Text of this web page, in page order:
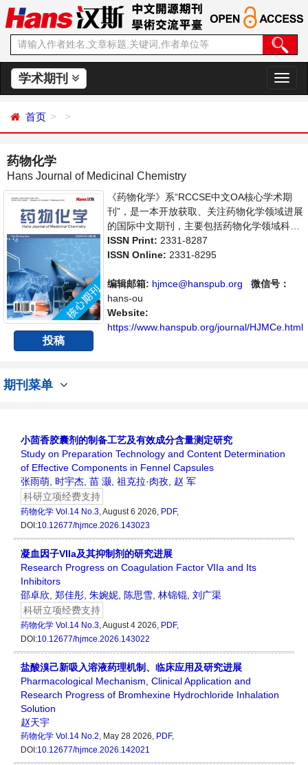
学术期刊
切
换
首页
药物化学
Hans Journal of Medicinal Chemistry
投稿
《药物化学》系“RCCSE中文OA核心学术期
刊”，是一本开放获取、关注药物化学领域进展
的国际中文期刊，主要包括药物化学领域科研
成果及科技信息的最新成果介绍，学者讨论，
某一领域的研究进展和专业评论等多方面的内
人员提供一个传播、分享和讨论药物化学领域
内不同方向问题与发展的交流平台。
ISSN Print: 2331-8287
ISSN Online: 2331-8295
编辑邮箱: hjmce@hanspub.org
微信号：
hans-ou
Website:
https://www.hanspub.org/journal/HJMCe.html
期刊菜单
小茴香胶囊剂的制备工艺及有效成分含量测定研究
Study on Preparation Technology and Content Determination
of Effective Components in Fennel Capsules
张雨萌 时宇杰 苗 灏 祖克拉·肉孜 赵 军
科研立项经费支持
药物化学 Vol.14 No.3, August 6 2026, PDF,
DOI:10.12677/hjmce.2026.143023
凝血因子VIIa及其抑制剂的研究进展
Research Progress on Coagulation Factor VIIa and Its
Inhibitors
邵卓欣 郑佳彤 朱婉妮 陈思雪 林锦锟 刘广渠
科研立项经费支持
药物化学 Vol.14 No.3, August 4 2026, PDF,
DOI:10.12677/hjmce.2026.143022
盐酸溴己新吸入溶液药理机制、临床应用及研究进展
Pharmacological Mechanism, Clinical Application and
Research Progress of Bromhexine Hydrochloride Inhalation
Solution
赵天宇
药物化学 Vol.14 No.2, May 28 2026, PDF,
DOI:10.12677/hjmce.2026.142021